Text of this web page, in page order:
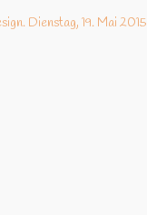
Dienstag, 19. Mai 2015